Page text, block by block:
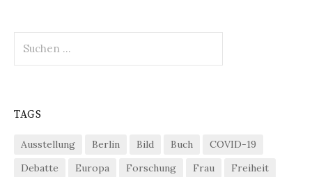
nach:
TAGS
Ausstellung Berlin Bild Buch
COVID-19
Debatte
Europa Forschung Frau Freiheit